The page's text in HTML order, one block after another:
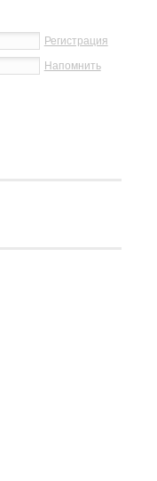
Регистрация
Напомнить